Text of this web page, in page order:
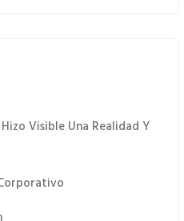
Visible Una Realidad Y